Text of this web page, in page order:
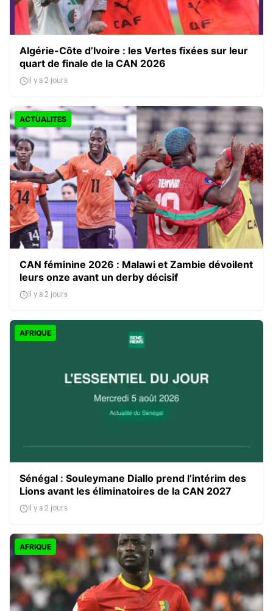
Algérie-Côte d’Ivoire : les Vertes fixées sur leur
quart de finale de la CAN 2026
Il y a 2 jours
ACTUALITES
CAN féminine 2026 : Malawi et Zambie dévoilent
leurs onze avant un derby décisif
Il y a 2 jours
AFRIQUE
Sénégal : Souleymane Diallo prend l’intérim des
Lions avant les éliminatoires de la CAN 2027
Il y a 2 jours
AFRIQUE